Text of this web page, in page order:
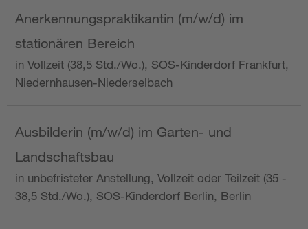
Anerkennungspraktikantin (m/w/d) im
stationären Bereich
in Vollzeit (38,5 Std./Wo.), SOS-Kinderdorf Frankfurt,
Niedernhausen-Niederselbach
Ausbilderin (m/w/d) im Garten- und
Landschaftsbau
in unbefristeter Anstellung, Vollzeit oder Teilzeit (35 -
38,5 Std./Wo.), SOS-Kinderdorf Berlin, Berlin